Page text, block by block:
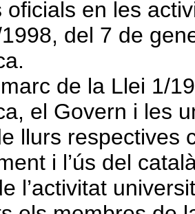
oficials en les
del 7 de
de la Llei 1/
el Govern i les
llurs respectives
i l’ús del
l’activitat